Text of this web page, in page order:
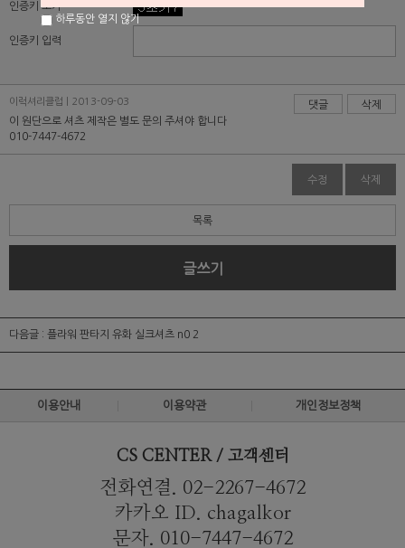
인증키 보기
인증키 입력
이럭셔리클럽 | 2013-09-03 삭제
댓글
이 원단으로 셔츠 제작은 별도 문의 주셔야 합니다
010-7447-4672
수정 삭제
목록
글쓰기
다음글 : 플라워 판타지 유화 실크셔츠 n0 2
이용안내 이용약관 개인정보정책
CS CENTER / 고객센터
전화연결. 02-2267-4672
카카오 ID. chagalkor
문자. 010-7447-4672
하루동안 열지 않기